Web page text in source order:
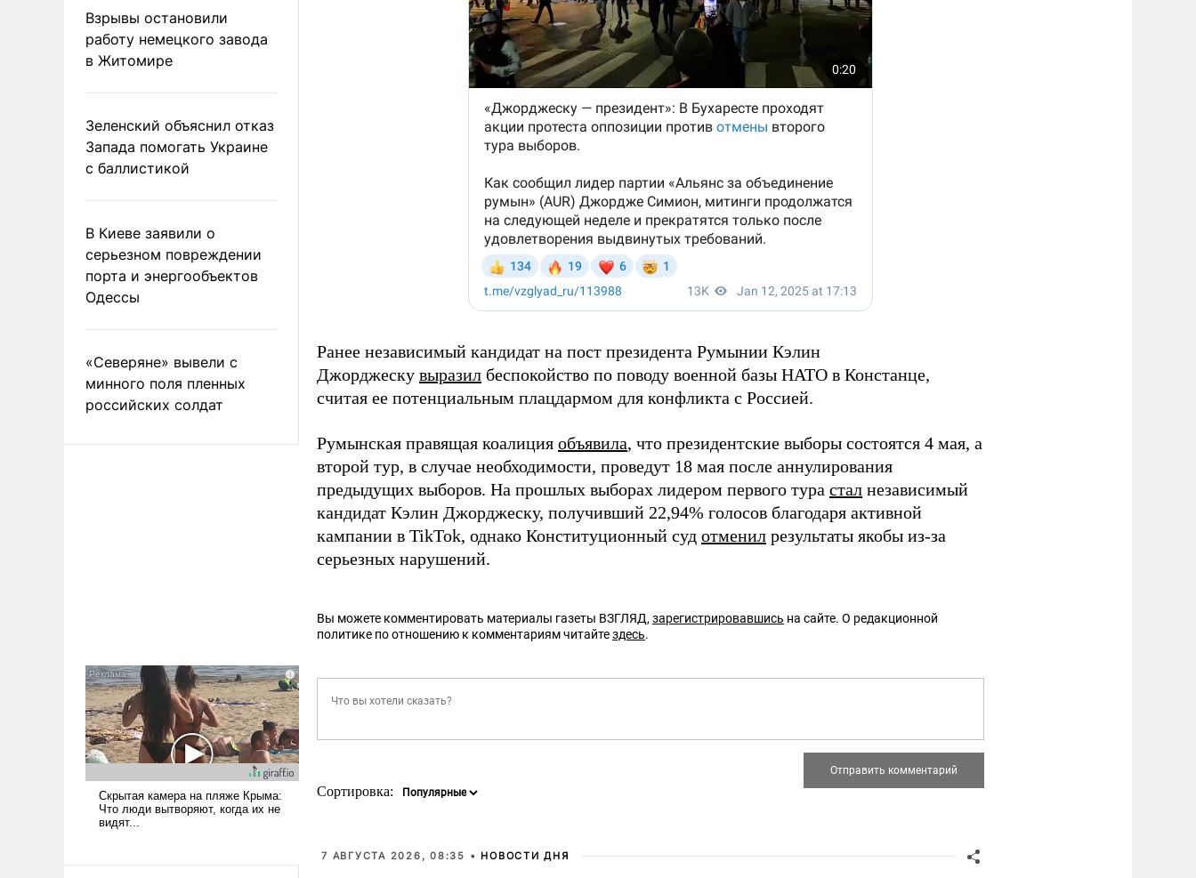
Взрывы остановили
работу немецкого завода
в Житомире
Зеленский объяснил отказ
Запада помогать Украине
с баллистикой
В Киеве заявили о
серьезном повреждении
порта и энергообъектов
Одессы
«Северяне» вывели с
минного поля пленных
российских солдат
Ранее независимый кандидат на пост президента Румынии Кэлин
Джорджеску выразил беспокойство по поводу военной базы НАТО в Констанце,
считая ее потенциальным плацдармом для конфликта с Россией.
Румынская правящая коалиция объявила, что президентские выборы состоятся 4 мая, а
второй тур, в случае необходимости, проведут 18 мая после аннулирования
предыдущих выборов. На прошлых выборах лидером первого тура стал независимый
кандидат Кэлин Джорджеску, получивший 22,94% голосов благодаря активной
кампании в TikTok, однако Конституционный суд отменил результаты якобы из-за
серьезных нарушений.
Вы можете комментировать материалы газеты ВЗГЛЯД, зарегистрировавшись на сайте. О редакционной
политике по отношению к комментариям читайтездесь.
Сортировка:
7 АВГУСТА 2026, 08:35 • НОВОСТИ ДНЯ